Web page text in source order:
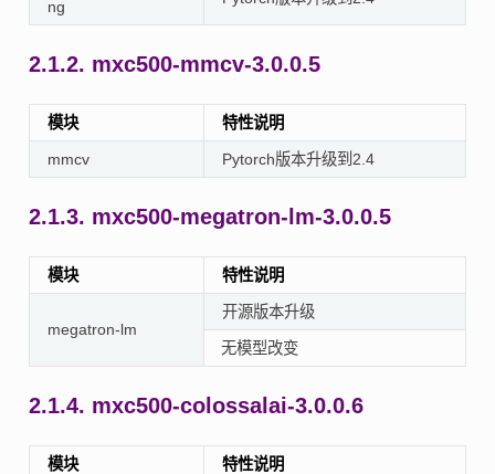
ng
2.1.2. mxc500-mmcv-3.0.0.5
模块 特性说明
mmcv Pytorch版本升级到2.4
2.1.3. mxc500-megatron-lm-3.0.0.5
模块 特性说明
megatron-lm
开源版本升级
无模型改变
2.1.4. mxc500-colossalai-3.0.0.6
模块 特性说明